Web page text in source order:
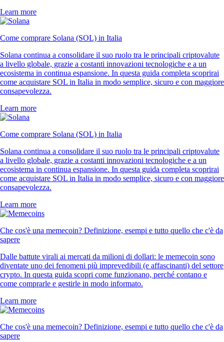
Learn more
Come comprare Solana (SOL) in Italia
Solana continua a consolidare il suo ruolo tra le principali criptovalute
a livello globale, grazie a costanti innovazioni tecnologiche e a un
ecosistema in continua espansione. In questa guida completa scoprirai
come acquistare SOL in Italia in modo semplice, sicuro e con maggiore
consapevolezza.
Learn more
Come comprare Solana (SOL) in Italia
Solana continua a consolidare il suo ruolo tra le principali criptovalute
a livello globale, grazie a costanti innovazioni tecnologiche e a un
ecosistema in continua espansione. In questa guida completa scoprirai
come acquistare SOL in Italia in modo semplice, sicuro e con maggiore
consapevolezza.
Learn more
Che cos'è una memecoin? Definizione, esempi e tutto quello che c'è da
sapere
Dalle battute virali ai mercati da milioni di dollari: le memecoin sono
diventate uno dei fenomeni più imprevedibili (e affascinanti) del settore
crypto. In questa guida scopri come funzionano, perché contano e
come comprarle e gestirle in modo informato.
Learn more
Che cos'è una memecoin? Definizione, esempi e tutto quello che c'è da
sapere